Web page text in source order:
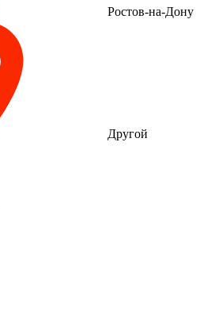
Ростов-на-Дону
Другой